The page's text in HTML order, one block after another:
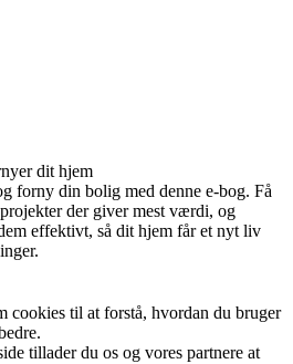
dit hjem
forny din bolig med denne e-bog. Få
der giver mest værdi, og
effektivt, så dit hjem får et nyt liv
cookies til at forstå, hvordan du bruger
tillader du os og vores partnere at